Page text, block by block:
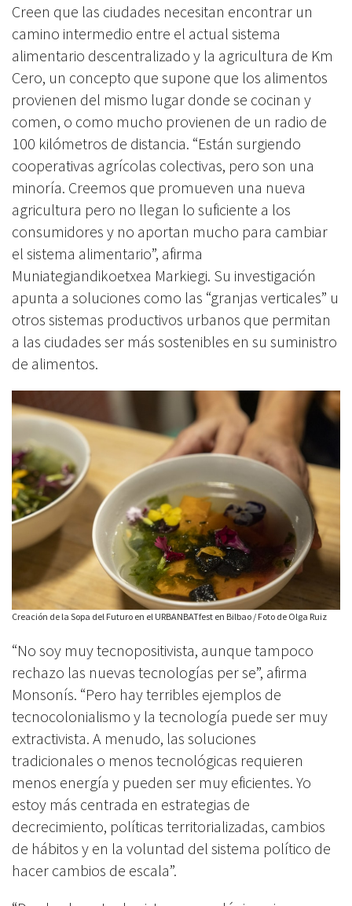
Creen que las ciudades necesitan encontrar un
camino intermedio entre el actual sistema
alimentario descentralizado y la agricultura de Km
Cero, un concepto que supone que los alimentos
provienen del mismo lugar donde se cocinan y
comen, o como mucho provienen de un radio de
100 kilómetros de distancia. “Están surgiendo
cooperativas agrícolas colectivas, pero son una
minoría. Creemos que promueven una nueva
agricultura pero no llegan lo suficiente a los
consumidores y no aportan mucho para cambiar
el sistema alimentario”, afirma
Muniategiandikoetxea Markiegi. Su investigación
apunta a soluciones como las “granjas verticales” u
otros sistemas productivos urbanos que permitan
a las ciudades ser más sostenibles en su suministro
de alimentos.
Creación de la Sopa del Futuro en el URBANBATfest en Bilbao / Foto de Olga Ruiz
“No soy muy tecnopositivista, aunque tampoco
rechazo las nuevas tecnologías per se”, afirma
Monsonís. “Pero hay terribles ejemplos de
tecnocolonialismo y la tecnología puede ser muy
extractivista. A menudo, las soluciones
tradicionales o menos tecnológicas requieren
menos energía y pueden ser muy eficientes. Yo
estoy más centrada en estrategias de
decrecimiento, políticas territorializadas, cambios
de hábitos y en la voluntad del sistema político de
hacer cambios de escala”.